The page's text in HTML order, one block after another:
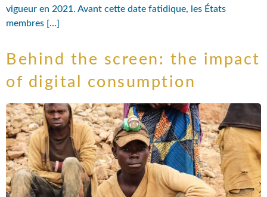
vigueur en 2021. Avant cette date fatidique, les États
membres […]
Behind the screen: the impact
of digital consumption